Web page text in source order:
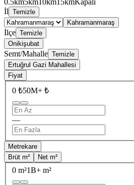
0.5km5km10km15kmKapalı
İl Temizle
Kahramanmaraş
İlçe Temizle
Onikişubat
Semt/Mahalle Temizle
Ertuğrul Gazi Mahallesi
Fiyat
0 ₺50M+ ₺
—
Metrekare
Brüt m²
Net m²
0 m²1B+ m²